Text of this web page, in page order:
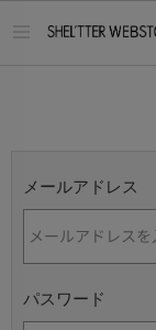
メールアドレス
パスワード